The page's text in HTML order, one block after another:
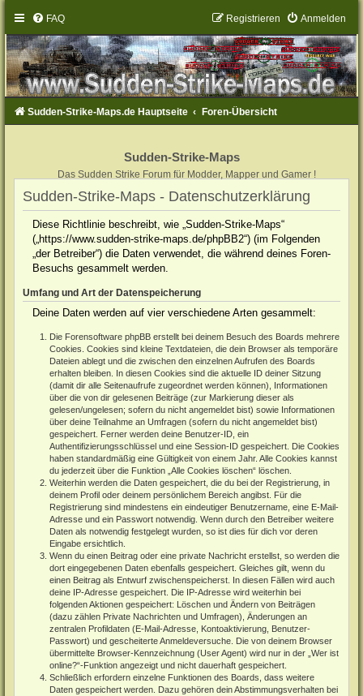
FAQ Anmelden
Registrieren
Sudden-Strike-Maps.de Hauptseite Foren-Übersicht
Sudden-Strike-Maps
Das Sudden Strike Forum für Modder, Mapper und Gamer !
Sudden-Strike-Maps - Datenschutzerklärung
Diese Richtlinie beschreibt, wie „Sudden-Strike-Maps“
(„https://www.sudden-strike-maps.de/phpBB2“) (im Folgenden
„der Betreiber“) die Daten verwendet, die während deines Foren-
Besuchs gesammelt werden.
Umfang und Art der Datenspeicherung
Deine Daten werden auf vier verschiedene Arten gesammelt:
Die Forensoftware phpBB erstellt bei deinem Besuch des Boards mehrere
Cookies. Cookies sind kleine Textdateien, die dein Browser als temporäre
Dateien ablegt und die zwischen den einzelnen Aufrufen des Boards
erhalten bleiben. In diesen Cookies sind die aktuelle ID deiner Sitzung
(damit dir alle Seitenaufrufe zugeordnet werden können), Informationen
über die von dir gelesenen Beiträge (zur Markierung dieser als
gelesen/ungelesen; sofern du nicht angemeldet bist) sowie Informationen
über deine Teilnahme an Umfragen (sofern du nicht angemeldet bist)
gespeichert. Ferner werden deine Benutzer-ID, ein
Authentifizierungsschlüssel und eine Session-ID gespeichert. Die Cookies
haben standardmäßig eine Gültigkeit von einem Jahr. Alle Cookies kannst
du jederzeit über die Funktion „Alle Cookies löschen“ löschen.
Weiterhin werden die Daten gespeichert, die du bei der Registrierung, in
deinem Profil oder deinem persönlichem Bereich angibst. Für die
Registrierung sind mindestens ein eindeutiger Benutzername, eine E-Mail-
Adresse und ein Passwort notwendig. Wenn durch den Betreiber weitere
Daten als notwendig festgelegt wurden, so ist dies für dich vor deren
Eingabe ersichtlich.
Wenn du einen Beitrag oder eine private Nachricht erstellst, so werden die
dort eingegebenen Daten ebenfalls gespeichert. Gleiches gilt, wenn du
einen Beitrag als Entwurf zwischenspeicherst. In diesen Fällen wird auch
deine IP-Adresse gespeichert. Die IP-Adresse wird weiterhin bei
folgenden Aktionen gespeichert: Löschen und Ändern von Beiträgen
(dazu zählen Private Nachrichten und Umfragen), Änderungen an
zentralen Profildaten (E-Mail-Adresse, Kontoaktivierung, Benutzer-
Passwort) und gescheiterte Anmeldeversuche. Die von deinem Browser
übermittelte Browser-Kennzeichnung (User Agent) wird nur in der „Wer ist
online?“-Funktion angezeigt und nicht dauerhaft gespeichert.
Schließlich erfordern einzelne Funktionen des Boards, dass weitere
Daten gespeichert werden. Dazu gehören dein Abstimmungsverhalten bei